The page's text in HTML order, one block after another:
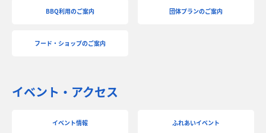
BBQ利用のご案内 団体プランのご案内
フード・ショップのご案内
イベント・アクセス
イベント情報 ふれあいイベント